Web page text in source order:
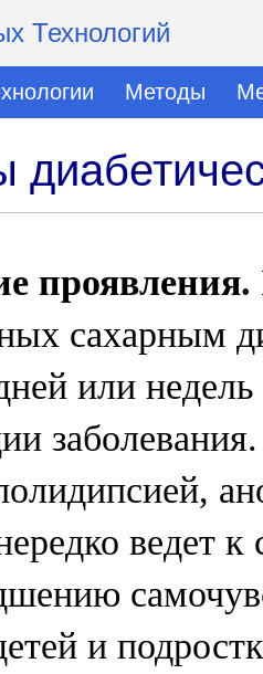
Технологий
Методы
проявления.
сахарным
или
ведет
и